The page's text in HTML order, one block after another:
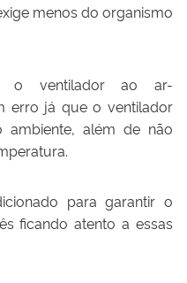
menos do organismo
o ventilador ao ar-
erro já que o ventilador
além de não
para garantir o
ficando atento a essas